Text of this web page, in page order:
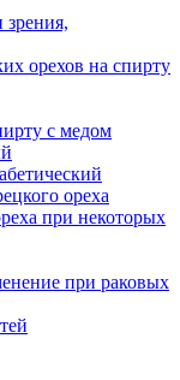
зрения,
орехов на спирту
с медом
ореха
при некоторых
при раковых